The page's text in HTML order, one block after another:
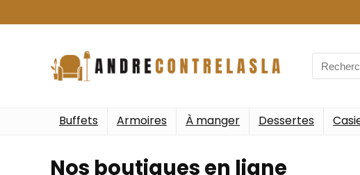
Search
for:
Buffets Armoires À manger Dessertes
Nos boutiques en ligne